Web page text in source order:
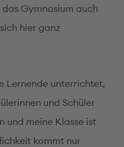
Gymnasium auch
hier ganz
Lernende unterrichtet,
und Schüler
und meine Klasse ist
kommt nur